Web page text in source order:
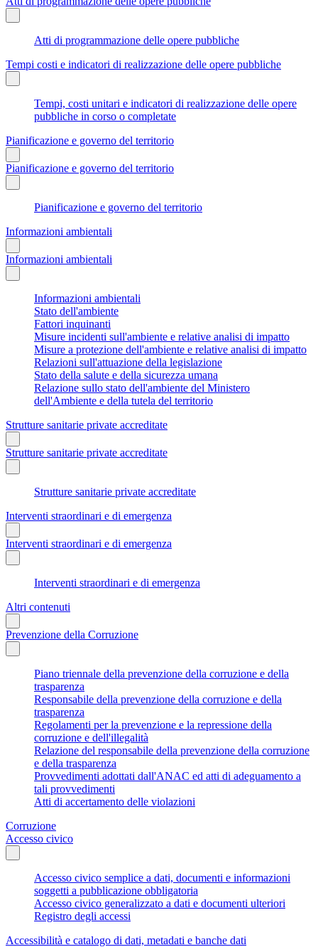
Atti di programmazione delle opere pubbliche
Tempi costi e indicatori di realizzazione delle opere pubbliche
Tempi, costi unitari e indicatori di realizzazione delle opere
pubbliche in corso o completate
Pianificazione e governo del territorio
Pianificazione e governo del territorio
Pianificazione e governo del territorio
Informazioni ambientali
Informazioni ambientali
Informazioni ambientali
Stato dell'ambiente
Fattori inquinanti
Misure incidenti sull'ambiente e relative analisi di impatto
Misure a protezione dell'ambiente e relative analisi di impatto
Relazioni sull'attuazione della legislazione
Stato della salute e della sicurezza umana
Relazione sullo stato dell'ambiente del Ministero
dell'Ambiente e della tutela del territorio
Strutture sanitarie private accreditate
Strutture sanitarie private accreditate
Strutture sanitarie private accreditate
Interventi straordinari e di emergenza
Interventi straordinari e di emergenza
Interventi straordinari e di emergenza
Altri contenuti
Prevenzione della Corruzione
Piano triennale della prevenzione della corruzione e della
trasparenza
Responsabile della prevenzione della corruzione e della
trasparenza
Regolamenti per la prevenzione e la repressione della
corruzione e dell'illegalità
Relazione del responsabile della prevenzione della corruzione
e della trasparenza
Provvedimenti adottati dall'ANAC ed atti di adeguamento a
tali provvedimenti
Atti di accertamento delle violazioni
Corruzione
Accesso civico
Accesso civico semplice a dati, documenti e informazioni
soggetti a pubblicazione obbligatoria
Accesso civico generalizzato a dati e documenti ulteriori
Registro degli accessi
Accessibilità e catalogo di dati, metadati e banche dati